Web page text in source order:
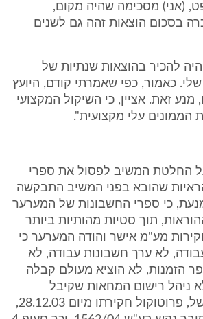
(אני) מסכימה שהיה מקום,
בסכום הוצאות זהה גם לשנים
להכיר בהוצאות שנתיות של
היה שלי. כאמור, כפי שאמרתי קודם, היועץ
מנע זאת. אציין, כי השיקול המקצועי
הממונים עלי מקצועית".
החלטת המשיב לפסול את ספרי
שהובא בפני המשיב התבקשה
כי ספרי החשבונות של המערער
תוך סטיות מהותיות ביותר
מע"מ אישר והודה המערער כי
לא ערך חשבונות עבודה, לא
הזמנות, לא הוציא מעולם קבלה
ניהל רישום המחאות שקיבל
ושהוציא (ראה, למשל, פרוטוקול חקירתו מיום 28.12.03,